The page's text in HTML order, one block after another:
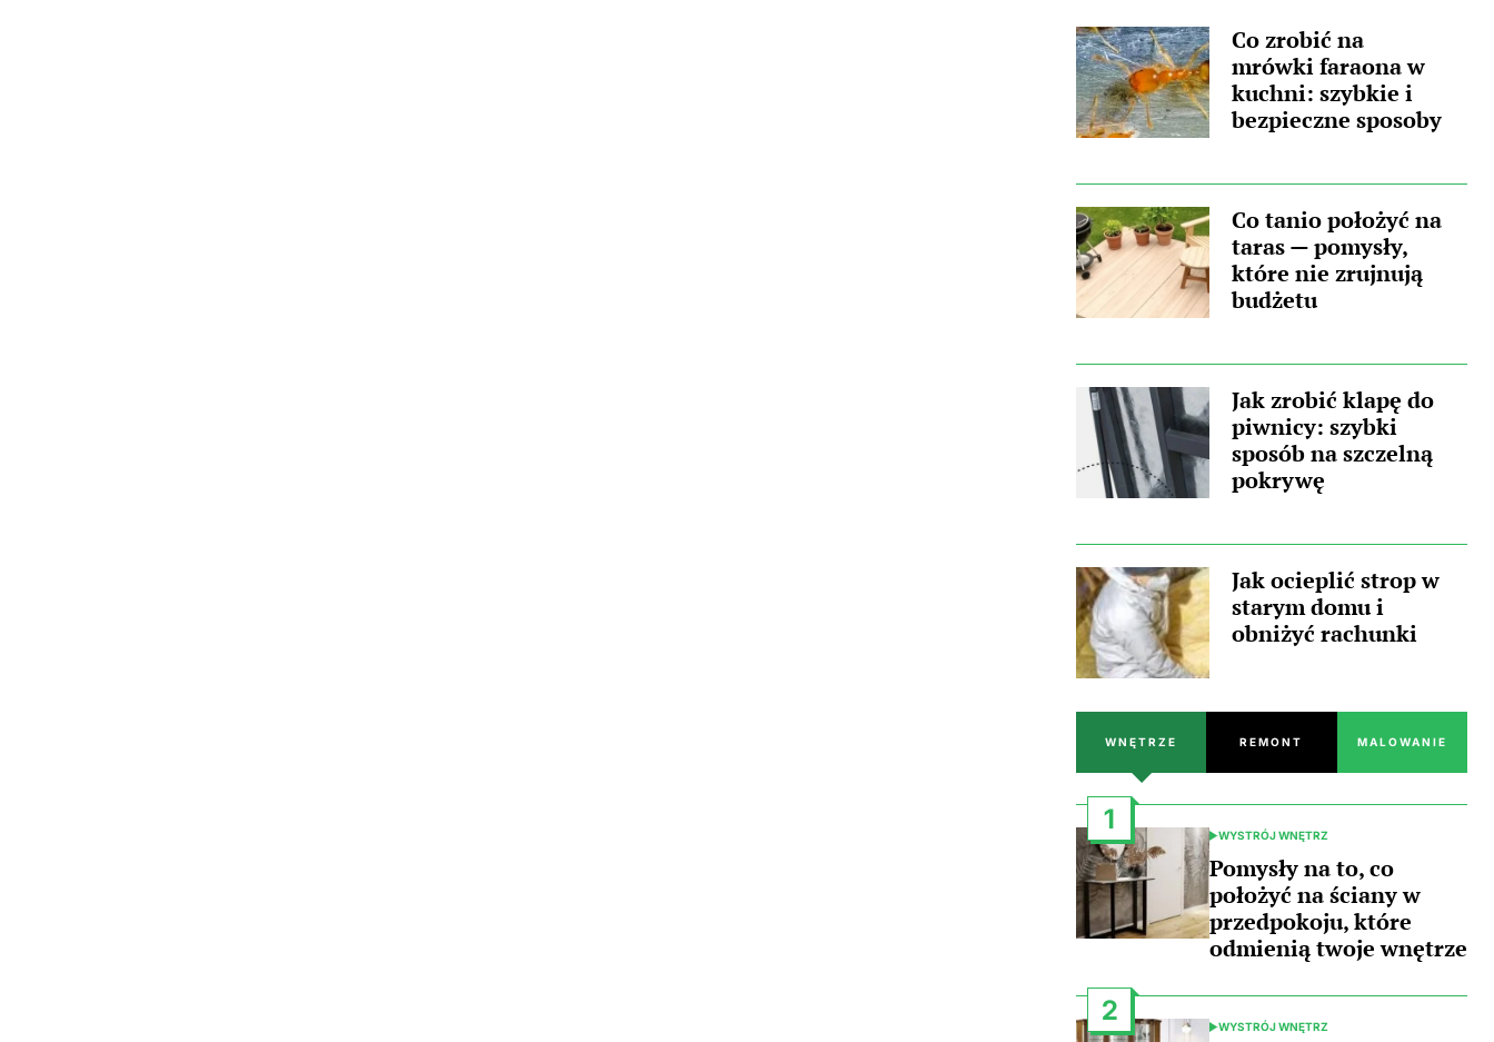
ta nieprzyjemna towarzyszka? Główną
przyczyną...
Co zrobić na
mrówki faraona w
kuchni: szybkie i
bezpieczne sposoby
Co tanio położyć na
taras — pomysły,
które nie zrujnują
budżetu
Jak zrobić klapę do
piwnicy: szybki
sposób na szczelną
pokrywę
Jak ocieplić strop w
starym domu i
obniżyć rachunki
WNĘTRZE REMONT MALOWANIE
1
POSTED
IN
WYSTRÓJ WNĘTRZ
Pomysły na to, co
położyć na ściany w
przedpokoju, które
odmienią twoje wnętrze
2
POSTED
WYSTRÓJ WNĘTRZ